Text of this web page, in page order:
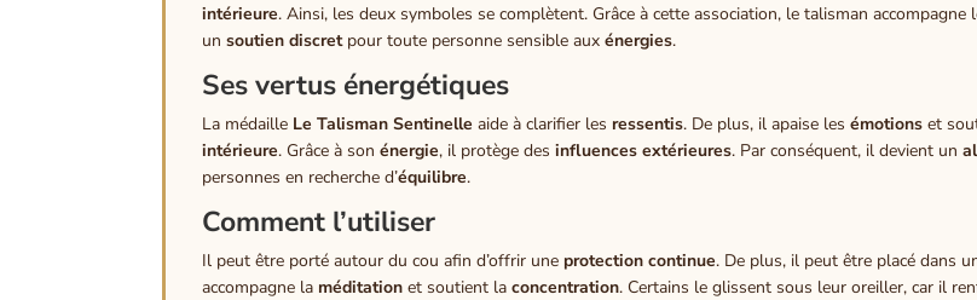
intérieure. Ainsi, les deux symboles se complètent. Grâce à cette association, le talisman accompagne
unsoutien discretpour toute personne sensible auxénergies.
Ses vertus énergétiques
La médaille Le Talisman Sentinelle aide à clarifier les ressentis. De plus, il apaise lesémotions et
intérieure. Grâce à sonénergie, il protège desinfluences extérieures. Par conséquent, il devient un
personnes en recherche d’équilibre.
Comment l’utiliser
Il peut être porté autour du cou afin d’offrir une protection continue. De plus, il peut être placé dans
accompagne la méditation et soutient laconcentration. Certains le glissent sous leur oreiller, car il